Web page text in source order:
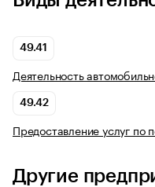
49.41
Деятельность
49.42
Предоставление услуг по
Другие